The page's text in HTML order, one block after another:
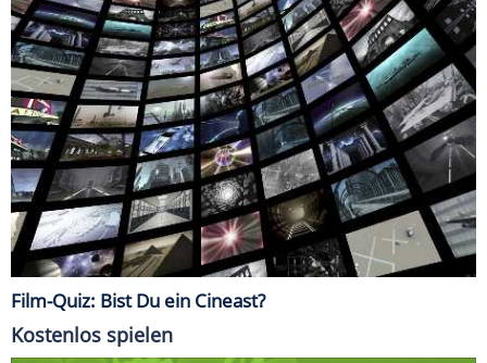
Film-Quiz: Bist Du ein Cineast?
Kostenlos spielen